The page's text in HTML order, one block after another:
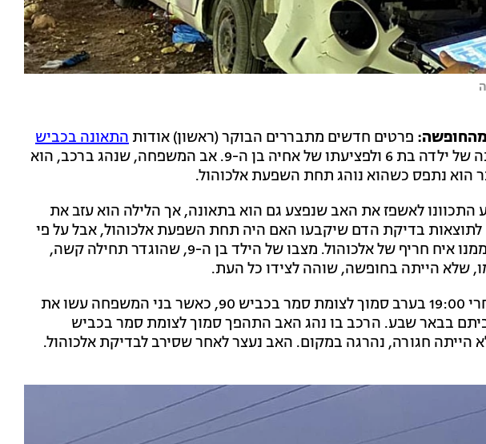
פרטים חדשים מתבררים הבוקר (ראשון) אודות התאונה בכביש
אמש, אשר הובילה למותה של ילדה בת 6 ולפציעתו של אחיה בן ה-9. אב המשפחה, שנהג ברכב, הוא
הוא נתפס כשהוא נוהג תחת השפעת אלכוהול.
התכוונו לאשפז את האב שנפצע גם הוא בתאונה, אך הלילה הוא עזב את
בדיקת הדם שיקבעו האם היה תחת השפעת אלכוהול, אבל על פי
השוטרים והצוות הרפואי - נדף ממנו איח חריף של אלכוהול. מצבו של הילד בן ה-9, שהוגדר תחילה קשה,
שלא הייתה בחופשה, שוהה לצידו כל העת.
התאונה התרחשה אמש קצת אחרי 19:00 בערב סמוך לצומת סמר בכביש 90, כאשר בני המשפחה עשו את
בבאר שבע. הרכב בו נהג האב התהפך סמוך לצומת סמר בכביש
הייתה חגורה, נהרגה במקום. האב נעצר לאחר שסירב לבדיקת אלכוהול.